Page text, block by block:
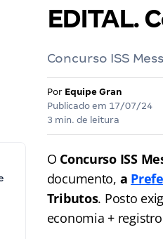
EDITAL.
Concurso ISS
Por Equipe Gran
Publicado em 17/07/24
3 min. de leitura
O Concurso ISS
documento, a
Tributos. Posto
economia +